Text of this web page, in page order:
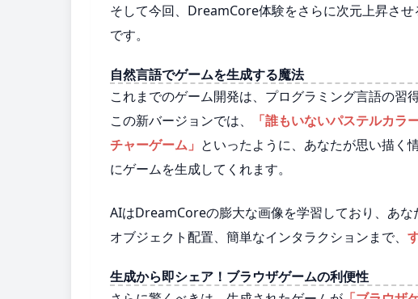
そして今回、DreamCore体験をさらに次元上昇させ
です。
自然言語でゲームを生成する魔法
これまでのゲーム開発は、プログラミング言語の習
この新バージョンでは、
「誰もいないパステルカ
チャーゲーム」 といったように、あなたが思い描く
にゲームを生成してくれます。
AIはDreamCoreの膨大な画像を学習しており、あな
オブジェクト配置、簡単なインタラクションまで、
生成から即シェア！ブラウザゲームの利便性